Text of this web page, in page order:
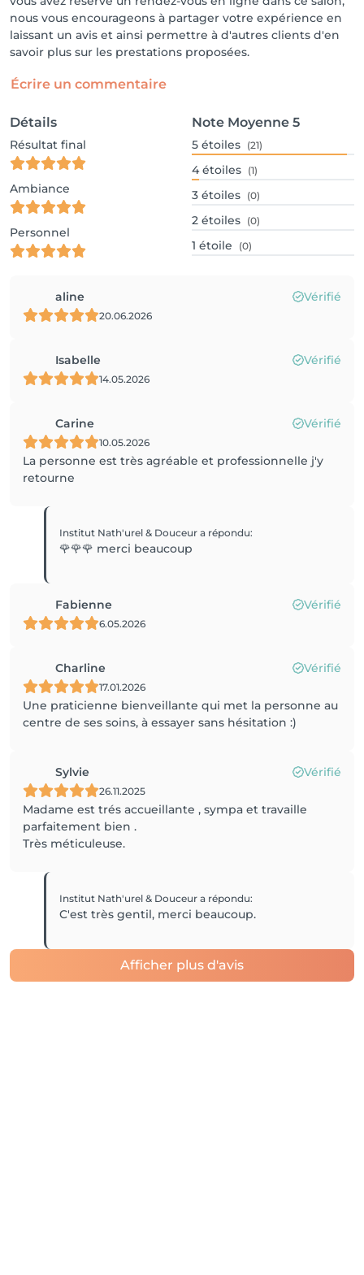
nous vous encourageons à partager votre expérience en
laissant un avis et ainsi permettre à d'autres clients d'en
savoir plus sur les prestations proposées.
Écrire un commentaire
Détails
Résultat final
Ambiance
Personnel
Note Moyenne 5
5 étoiles (21)
4 étoiles (1)
3 étoiles (0)
2 étoiles (0)
1 étoile (0)
aline Vérifié
20.06.2026
Isabelle Vérifié
14.05.2026
Carine Vérifié
10.05.2026
La personne est très agréable et professionnelle j'y
retourne
Institut Nath'urel & Douceura répondu:
🌹🌹🌹 merci beaucoup
Fabienne Vérifié
6.05.2026
Charline Vérifié
17.01.2026
Une praticienne bienveillante qui met la personne au
centre de ses soins, à essayer sans hésitation :)
Sylvie Vérifié
26.11.2025
Madame est trés accueillante , sympa et travaille
parfaitement bien .
Très méticuleuse.
Institut Nath'urel & Douceura répondu:
C'est très gentil, merci beaucoup.
Afficher plus d'avis